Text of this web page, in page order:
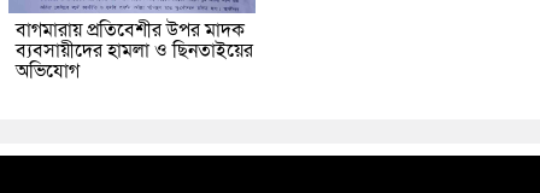
বাগমারায় প্রতিবেশীর উপর মাদক
ব্যবসায়ীদের হামলা ও ছিনতাইয়ের
অভিযোগ